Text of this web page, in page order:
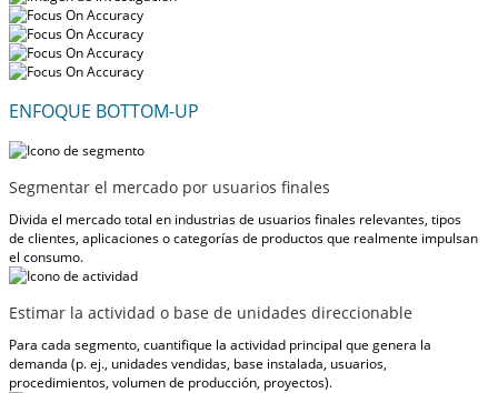
ENFOQUE BOTTOM-UP
Segmentar el mercado por usuarios finales
Divida el mercado total en industrias de usuarios finales relevantes, tipos
de clientes, aplicaciones o categorías de productos que realmente impulsan
el consumo.
Estimar la actividad o base de unidades direccionable
Para cada segmento, cuantifique la actividad principal que genera la
demanda (p. ej., unidades vendidas, base instalada, usuarios,
procedimientos, volumen de producción, proyectos).